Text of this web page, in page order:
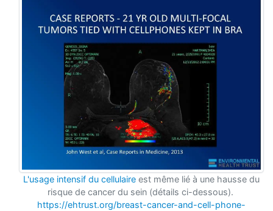
L'usage intensif du cellulaire est même lié à une hausse du
risque de cancer du sein (détails ci-dessous).
https://ehtrust.org/breast-cancer-and-cell-phone-